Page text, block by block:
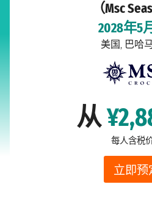
（Msc
2028年5
美国, 巴哈
从
每人含税
立即预